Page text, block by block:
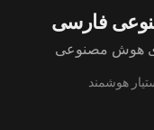
فارسی
هوش مصنوعی
هوشمند